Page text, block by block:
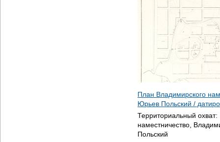
План Владимирского
Юрьев Польский /
Территориальный охват:
наместничество,
Польский